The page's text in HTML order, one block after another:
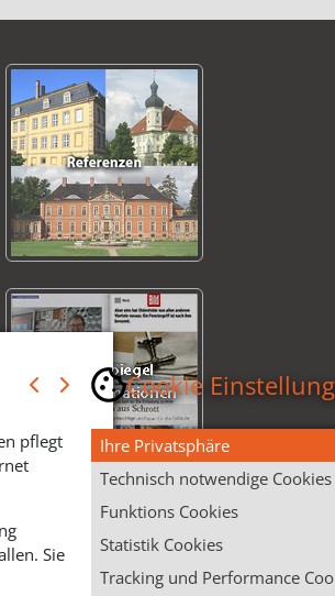
pflegt
Sie
Cookie
Ihre Privatsphäre
Technisch notwendige Cookies
Funktions Cookies
Statistik Cookies
Tracking und Performance